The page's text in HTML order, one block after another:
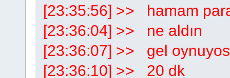
[23:35:56] >> hamam
[23:36:04] >> ne aldın
[23:36:07] >> gel oynuyos
[23:36:10] >> 20 dk